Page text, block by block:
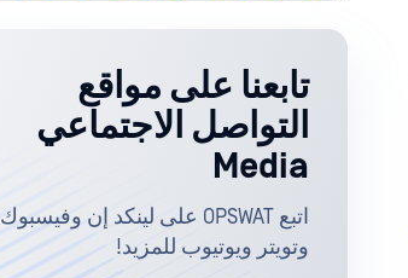
تابعنا على مواقع
التواصل الاجتماعي
Media
اتبع OPSWAT على لينكد إن وفيسبوك
وتويتر ويوتيوب للمزيد!